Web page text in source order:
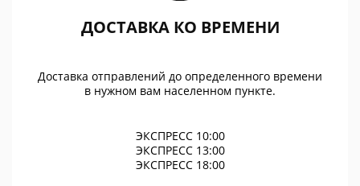
ДОСТАВКА КО ВРЕМЕНИ
Доставка отправлений до определенного времени
в нужном вам населенном пункте.
ЭКСПРЕСС 10:00
ЭКСПРЕСС 13:00
ЭКСПРЕСС 18:00